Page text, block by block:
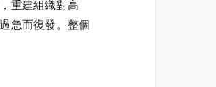
重建組織對高
急而復發。整個